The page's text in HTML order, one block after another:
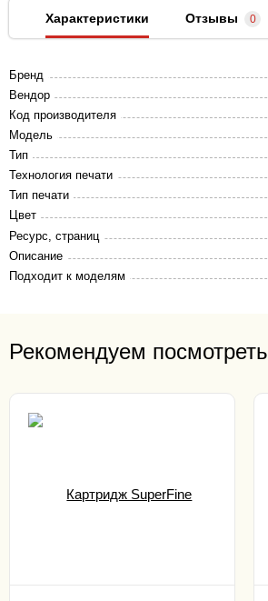
Характеристики Отзывы 0
Бренд
Вендор
Код производителя
Модель
Тип
Технология печати
Тип печати
Цвет
Ресурс, страниц
Описание
Подходит к моделям
Рекомендуем посмотреть